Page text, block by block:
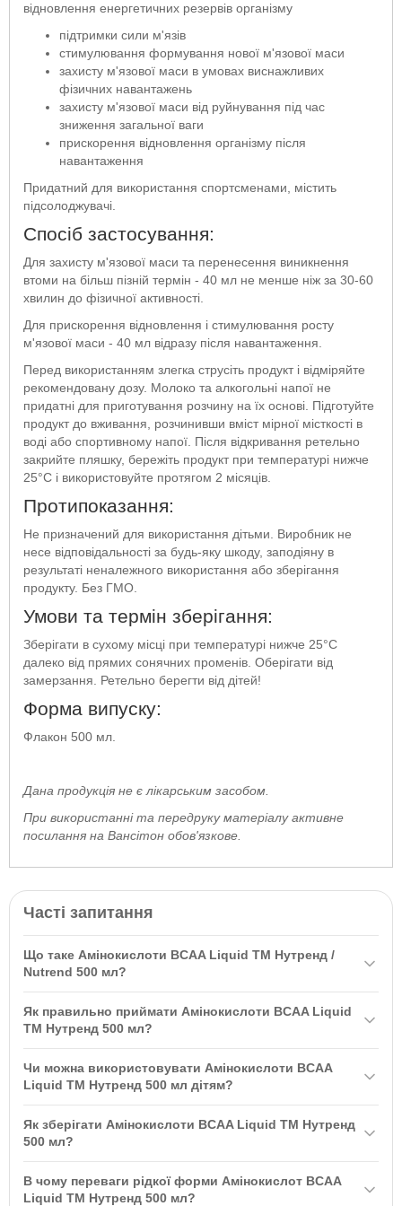
відновлення енергетичних резервів організму
підтримки сили м'язів
стимулювання формування нової м'язової маси
захисту м'язової маси в умовах виснажливих
фізичних навантажень
захисту м'язової маси від руйнування під час
зниження загальної ваги
прискорення відновлення організму після
навантаження
Придатний для використання спортсменами, містить
підсолоджувачі.
Спосіб застосування:
Для захисту м'язової маси та перенесення виникнення
втоми на більш пізній термін - 40 мл не менше ніж за 30-60
хвилин до фізичної активності.
Для прискорення відновлення і стимулювання росту
м'язової маси - 40 мл відразу після навантаження.
Перед використанням злегка струсіть продукт і відміряйте
рекомендовану дозу. Молоко та алкогольні напої не
придатні для приготування розчину на їх основі. Підготуйте
продукт до вживання, розчинивши вміст мірної місткості в
воді або спортивному напої. Після відкривання ретельно
закрийте пляшку, бережіть продукт при температурі нижче
25°C і використовуйте протягом 2 місяців.
Протипоказання:
Не призначений для використання дітьми. Виробник не
несе відповідальності за будь-яку шкоду, заподіяну в
результаті неналежного використання або зберігання
продукту. Без ГМО.
Умови та термін зберігання:
Зберігати в сухому місці при температурі нижче 25°C
далеко від прямих сонячних променів. Оберігати від
замерзання. Ретельно берегти від дітей!
Форма випуску:
Флакон 500 мл.
Дана продукція не є лікарським засобом.
При використанні та передруку матеріалу активне
посилання на Вансітон обов'язкове.
Часті запитання
Що таке Амінокислоти BCAA Liquid ТМ Нутренд /
Nutrend 500 мл?
комплекс незамінних розгалужених амінокислот L-лейцин, L-
ізолейцин, L-валін і вітаміну В6, який містить 80 000 мг
відновлення енергетичних резервів, підтримки сили м'язів та
Як правильно приймати Амінокислоти BCAA Liquid
ТМ Нутренд 500 мл?
активності для захисту м'язової маси та перенесення втоми, а
також 40 мл відразу після навантаження для прискорення
Чи можна використовувати Амінокислоти BCAA
Liquid ТМ Нутренд 500 мл дітям?
для використання дітьми. Продукт призначений лише для
Як зберігати Амінокислоти BCAA Liquid ТМ Нутренд
500 мл?
сухому місці при температурі нижче 25°C, далеко від прямих
В чому переваги рідкої форми Амінокислот BCAA
Liquid ТМ Нутренд 500 мл?